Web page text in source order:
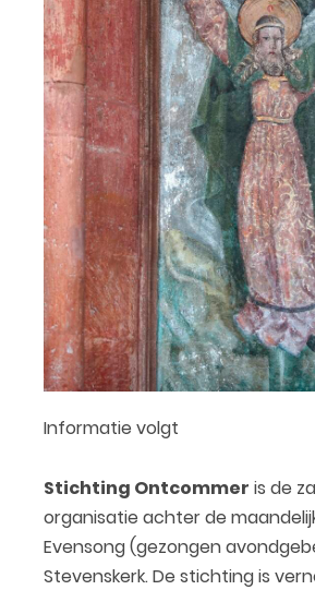
Informatie volgt
Stichting Ontcommer is de
organisatie achter de
Evensong (gezongen
Stevenskerk. De stichting is